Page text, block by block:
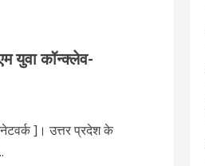
युवा कॉन्क्लेव-
]। उत्तर प्रदेश के